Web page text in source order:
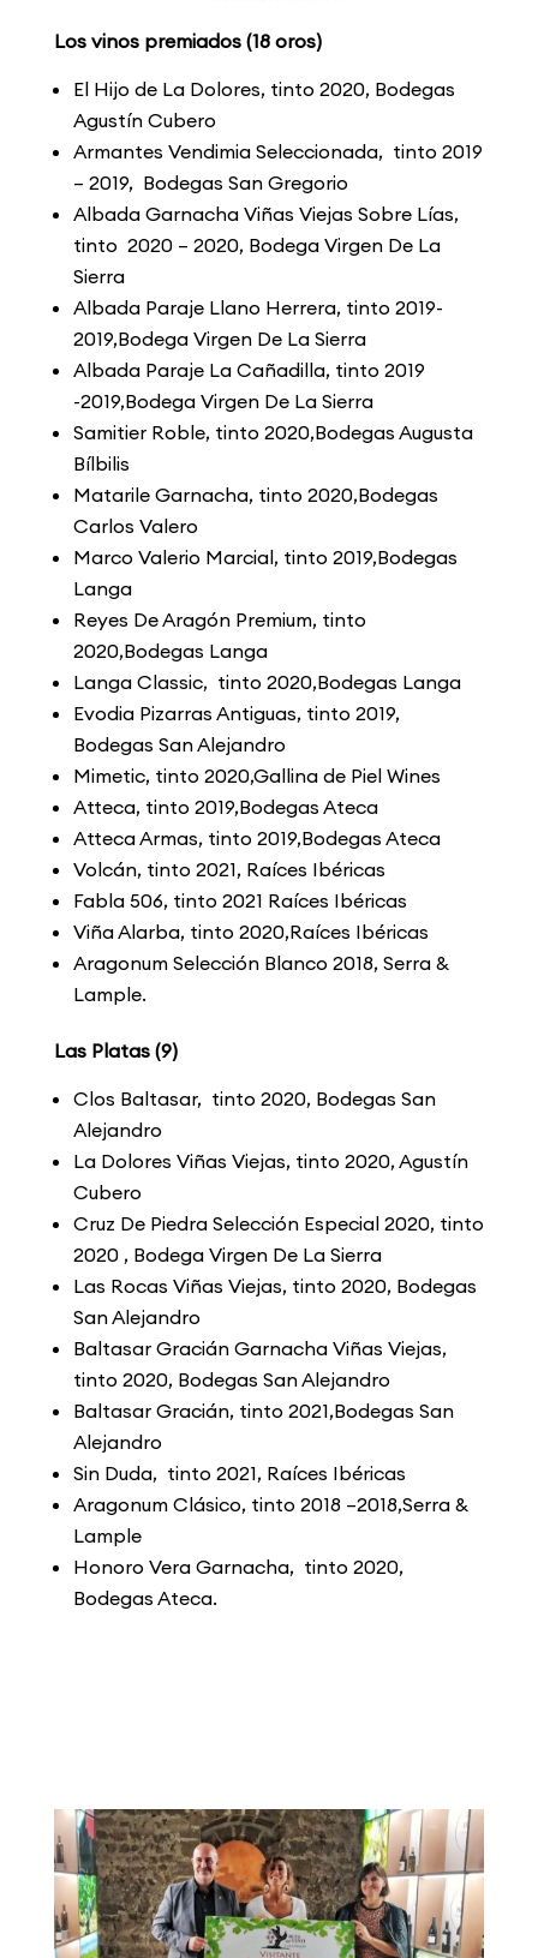
Los vinos premiados (18 oros)
El Hijo de La Dolores, tinto 2020, Bodegas
Agustín Cubero
Armantes Vendimia Seleccionada, tinto 2019
– 2019, Bodegas San Gregorio
Albada Garnacha Viñas Viejas Sobre Lías,
tinto 2020 – 2020, Bodega Virgen De La
Sierra
Albada Paraje Llano Herrera, tinto 2019-
2019,Bodega Virgen De La Sierra
Albada Paraje La Cañadilla, tinto 2019
-2019,Bodega Virgen De La Sierra
Samitier Roble, tinto 2020,Bodegas Augusta
Bílbilis
Matarile Garnacha, tinto 2020,Bodegas
Carlos Valero
Marco Valerio Marcial, tinto 2019,Bodegas
Langa
Reyes De Aragón Premium, tinto
2020,Bodegas Langa
Langa Classic, tinto 2020,Bodegas Langa
Evodia Pizarras Antiguas, tinto 2019,
Bodegas San Alejandro
Mimetic, tinto 2020,Gallina de Piel Wines
Atteca, tinto 2019,Bodegas Ateca
Atteca Armas, tinto 2019,Bodegas Ateca
Volcán, tinto 2021, Raíces Ibéricas
Fabla 506, tinto 2021 Raíces Ibéricas
Viña Alarba, tinto 2020,Raíces Ibéricas
Aragonum Selección Blanco 2018, Serra &
Lample.
Las Platas (9)
Clos Baltasar, tinto 2020, Bodegas San
Alejandro
La Dolores Viñas Viejas, tinto 2020, Agustín
Cubero
Cruz De Piedra Selección Especial 2020, tinto
2020 , Bodega Virgen De La Sierra
Las Rocas Viñas Viejas, tinto 2020, Bodegas
San Alejandro
Baltasar Gracián Garnacha Viñas Viejas,
tinto 2020, Bodegas San Alejandro
Baltasar Gracián, tinto 2021,Bodegas San
Alejandro
Sin Duda, tinto 2021, Raíces Ibéricas
Aragonum Clásico, tinto 2018 –2018,Serra &
Lample
Honoro Vera Garnacha, tinto 2020,
Bodegas Ateca.